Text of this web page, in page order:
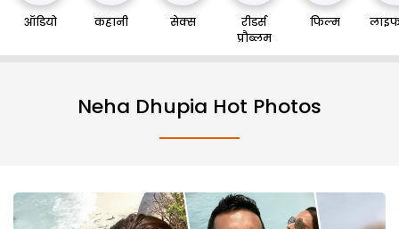
ऑडियो कहानी सेक्स
रीडर्स
प्रौब्लम
फिल्म
Neha Dhupia Hot Photos